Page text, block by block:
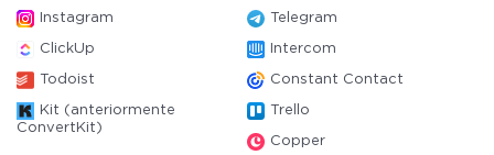
Instagram Telegram
ClickUp Intercom
Todoist Constant Contact
Kit (anteriormente
ConvertKit)
Trello
Copper